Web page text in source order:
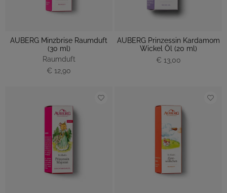
AUBERG Minzbrise Raumduft
(30 ml)
Raumduft
€ 12,90
AUBERG Prinzessin Kardamom
Wickel Öl (20 ml)
€ 13,00